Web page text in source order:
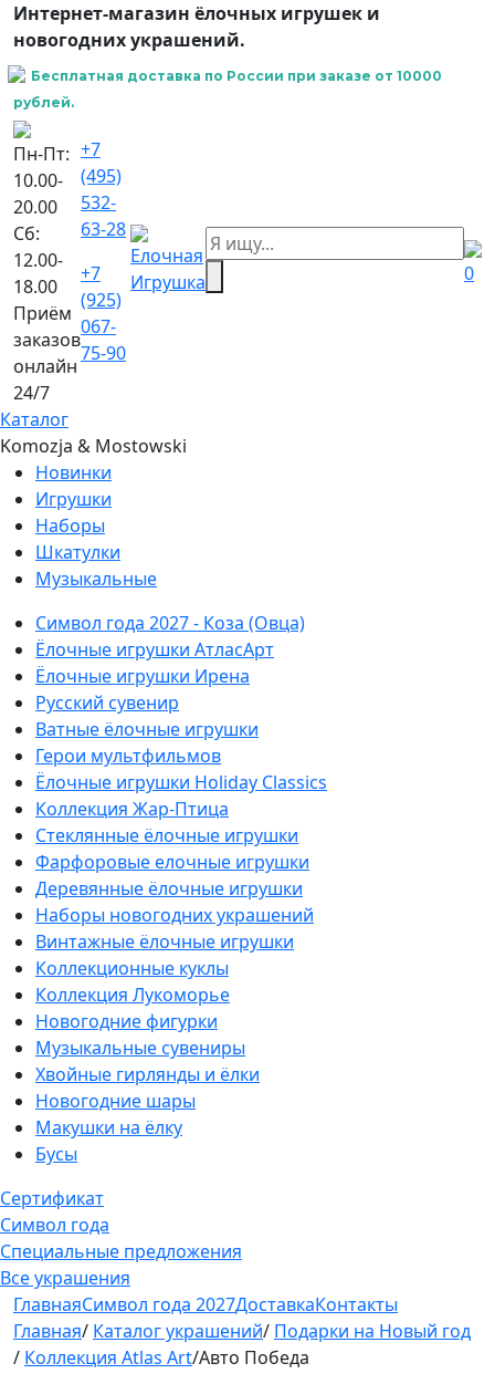
Интернет-магазин ёлочных игрушек и
новогодних украшений.
Бесплатная доставка по России при заказе от 10000
рублей.
Пн-Пт:
10.00-
20.00
Сб:
12.00-
18.00
Приём
заказов
онлайн
24/7
+7
(495)
532-
63-28
+7
(925)
067-
75-90
0
Каталог
Komozja & Mostowski
Новинки
Игрушки
Наборы
Шкатулки
Музыкальные
Символ года 2027 - Коза (Овца)
Ёлочные игрушки АтласАрт
Ёлочные игрушки Ирена
Русский сувенир
Ватные ёлочные игрушки
Герои мультфильмов
Ёлочные игрушки Holiday Classics
Коллекция Жар-Птица
Стеклянные ёлочные игрушки
Фарфоровые елочные игрушки
Деревянные ёлочные игрушки
Наборы новогодних украшений
Винтажные ёлочные игрушки
Коллекционные куклы
Коллекция Лукоморье
Новогодние фигурки
Музыкальные сувениры
Хвойные гирлянды и ёлки
Новогодние шары
Макушки на ёлку
Бусы
Сертификат
Символ года
Специальные предложения
Все украшения
ГлавнаяСимвол года 2027ДоставкаКонтакты
Главная/ Каталог украшений/ Подарки на Новый год
/ Коллекция Atlas Art/Авто Победа